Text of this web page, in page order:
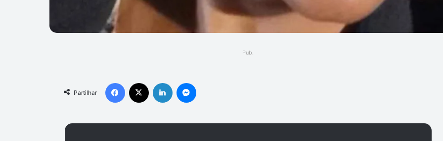
Pub.
Partilhar
Facebook Linkedin